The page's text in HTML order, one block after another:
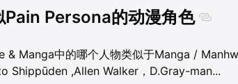
Pain Persona的动漫角色
& Manga中的哪个人物类似于Manga /
Shippūden,Allen Walker，D.Gray-man...